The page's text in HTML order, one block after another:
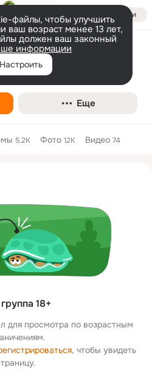
Войти
файлы, чтобы улучшить
ваш возраст менее 13 лет,
должен ваш законный
информации
Настроить
корабли
Еще
5.2K Фото 12K Видео 74
18+
для просмотра по возрастным
, чтобы увидеть